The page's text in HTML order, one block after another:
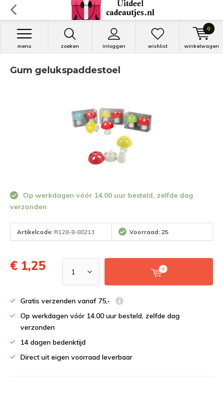
zoeken inloggen
menu wishlist winkelwagen
0
Gum gelukspaddestoel
Op werkdagen vóór 14.00 uur besteld, zelfde dag
verzonden
Artikelcode: R128-8-80213 Voorraad: 25
€ 1,25
Gratis verzenden vanaf 75,-
Op werkdagen vóór 14.00 uur besteld, zelfde dag
verzonden
14 dagen bedenktijd
Direct uit eigen voorraad leverbaar